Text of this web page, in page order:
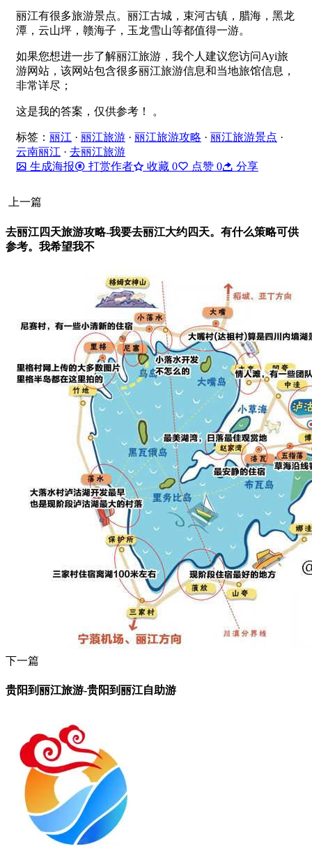
丽江有很多旅游景点。丽江古城，束河古镇，腊海，黑龙
潭，云山坪，赣海子，玉龙雪山等都值得一游。
如果您想进一步了解丽江旅游，我个人建议您访问Ayi旅
游网站，该网站包含很多丽江旅游信息和当地旅馆信息，
非常详尽；
这是我的答案，仅供参考！ 。
标签： 丽江 · 丽江旅游 · 丽江旅游攻略 · 丽江旅游景点 ·
云南丽江 · 去丽江旅游
生成海报
打赏作者 收藏 0 点赞 0 分享
上一篇
去丽江四天旅游攻略-我要去丽江大约四天。有什么策略可供
参考。我希望我不
下一篇
贵阳到丽江旅游-贵阳到丽江自助游